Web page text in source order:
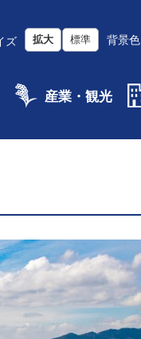
ズ 拡大 標準 背景色
産業・観光